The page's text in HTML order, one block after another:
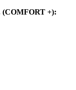
(COMFORT +):